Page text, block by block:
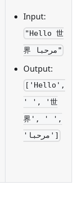
Input:
"Hello 世
界 مرحبا"
Output:
['Hello',
' ', '世
界', ' ',
'مرحبا']